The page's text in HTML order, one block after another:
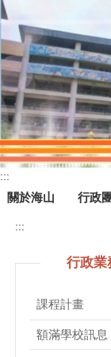
主
要
內
容
區
塊
:::
關於海山 行政
:::
行政業
課程計畫
額滿學校訊息